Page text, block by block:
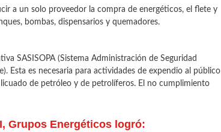
a un solo proveedor la compra de energéticos, el flete y
bombas, dispensarios y quemadores.
SASISOPA (Sistema Administración de Seguridad
Esta es necesaria para actividades de expendio al público
de petróleo y de petrolíferos. El no cumplimiento
Grupos Energéticos logró: